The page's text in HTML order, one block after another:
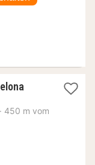
1
ab
· 450 m vom